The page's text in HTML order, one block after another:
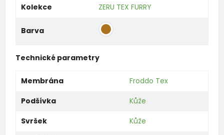
Kolekce
ZERU TEX FURRY
Barva
Technické parametry
Membrána
Froddo Tex
Podšívka
Kůže
Svršek
Kůže